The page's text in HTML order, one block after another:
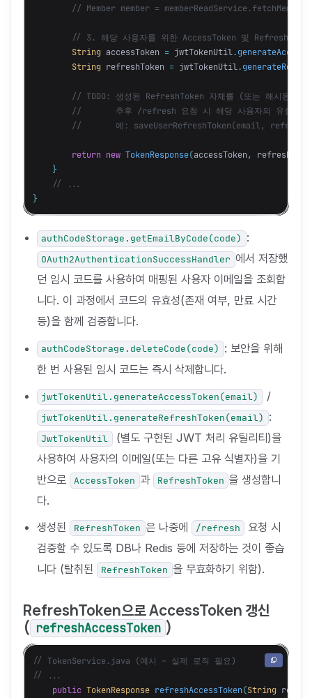
// Member member =
// 3. 해당 사용자를 위한 AccessToken 및
String accessToken = jwtTokenUtil.
String refreshToken = jwtTokenUtil.
// TODO: 생성된 RefreshToken 자체를 (또는 해시된 값
//       추후 /refresh 요청 시 해당 사용자의 유효한
//       예: saveUserRefreshToken(email,
return new TokenResponse(accessToken ,
}
// ...
}
authCodeStorage.getEmailByCode(code) :
OAuth2AuthenticationSuccessHandler 에서 저장했
던 임시 코드를 사용하여 매핑된 사용자 이메일을 조회합
니다. 이 과정에서 코드의 유효성(존재 여부, 만료 시간
등)을 함께 검증합니다.
authCodeStorage.deleteCode(code) : 보안을 위해
한 번 사용된 임시 코드는 즉시 삭제합니다.
jwtTokenUtil.generateAccessToken(email) /
jwtTokenUtil.generateRefreshToken(email) :
JwtTokenUtil (별도 구현된 JWT 처리 유틸리티)을
사용하여 사용자의 이메일(또는 다른 고유 식별자)을 기
반으로
AccessToken 과 RefreshToken 을 생성합니
다.
생성된
RefreshToken 은 나중에 /refresh
요청 시
검증할 수 있도록 DB나 Redis 등에 저장하는 것이 좋습
니다 (탈취된
RefreshToken 을 무효화하기 위함).
RefreshToken으로 AccessToken 갱신
( refreshAccessToken )
// TokenService.java (예시 - 실제 로직 필요)
// ...
public TokenResponse refreshAccessToken(String